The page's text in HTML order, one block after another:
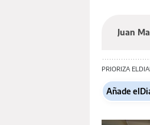
Juan
PRIORIZA
Añade